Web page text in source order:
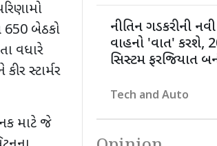
650 બેઠકો
વધારે
સ્ટાર્મર
માટે જે
નીતિન ગડકરીની
વાહનો 'વાત' કરશે,
સિસ્ટમ ફરજિયાત
Tech and Auto